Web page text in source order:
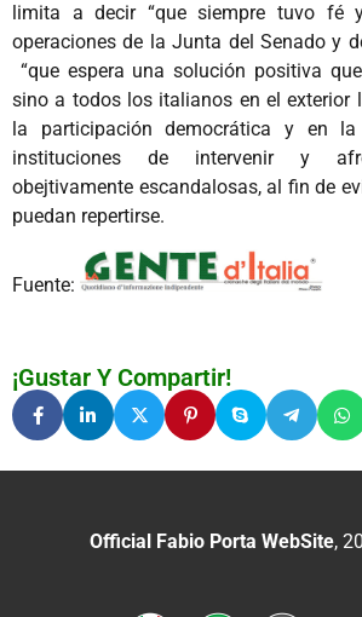
limita a decir “que siempre tuvo fé
operaciones de la Junta del Senado y
“que espera una solución positiva
sino a todos los italianos en el exterior
la participación democrática y en
instituciones de intervenir y
obejtivamente escandalosas, al fin de
puedan repertirse.
Fuente:
¡Gustar Y Compartir!
Official Fabio Porta WebSite,